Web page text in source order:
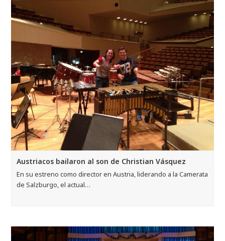
Austriacos bailaron al son de Christian Vásquez
En su estreno como director en Austria, liderando a la Camerata
de Salzburgo, el actual…